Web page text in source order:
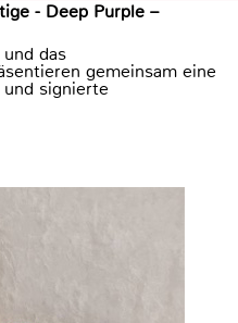
- Deep Purple –
das
gemeinsam eine
signierte